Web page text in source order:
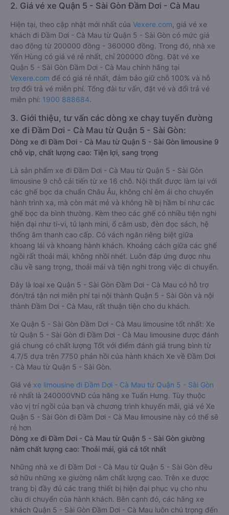
2. Giá vé xe Quận 5 - Sài Gòn Đầm Dơi - Cà Mau
Hiện tại, theo cập nhật mới nhất của Vexere.com , giá vé xe
khách đi Đầm Dơi - Cà Mau từ Quận 5 - Sài Gòn có mức giá
dao động từ 200000 đồng - 360000 đồng. Trong đó, nhà xe
Yến Hùng có giá vé rẻ nhất, chỉ 200000 đồng. Đặt vé xe
Quận 5 - Sài Gòn Đầm Dơi - Cà Mau chính hãng tại
Vexere.com để có giá rẻ nhất, đảm bảo giữ chỗ 100% và hỗ
trợ đổi trả vé miễn phí. Tổng đài tư vấn, đặt vé và đổi trả vé
miễn phí: 1900 888684.
3. Giới thiệu, tư vấn các dòng xe chạy tuyến đường
xe đi Đầm Dơi - Cà Mau từ Quận 5 - Sài Gòn:
Dòng xe đi Đầm Dơi - Cà Mau từ Quận 5 - Sài Gòn limousine 9
chỗ vip, chất lượng cao: Tiện lợi, sang trọng
Là sản phẩm xe đi Đầm Dơi - Cà Mau từ Quận 5 - Sài Gòn
limousine 9 chỗ cải tiến từ xe 16 chỗ. Nội thất được làm lại với
các ghế bọc da chuẩn Châu Âu, không chỉ êm ái cho chuyến
hành trình xa, mà còn mát mẻ và không hề bị hầm bí như các
ghế bọc da bình thường. Kèm theo các ghế có nhiều tiện nghi
hiện đại như ti-vi, tủ lạnh mini, ổ cắm usb, đèn đọc sách, hệ
thống âm thanh cao cấp. Có vách ngăn riêng biệt giữa
khoang lái và khoang hành khách. Khoảng cách giữa các ghế
ngồi rất thoải mái, không nhồi nhét. Luôn đáp ứng được nhu
cầu về sang trọng, thoải mái và tiện nghi trong việc di chuyển.
Đây là loại xe Quận 5 - Sài Gòn Đầm Dơi - Cà Mau có hỗ trợ
đón/trả tận nơi miễn phí tại nội thành Quận 5 - Sài Gòn và nội
thành Đầm Dơi - Cà Mau, rất thuận tiện cho du khách.
Xe Quận 5 - Sài Gòn Đầm Dơi - Cà Mau limousine tốt nhất: Xe
từ Quận 5 - Sài Gòn đi Đầm Dơi - Cà Mau limousine được đánh
giá chung có chất lượng Tốt với điểm đánh giá trung bình từ
4.7/5 dựa trên 7750 phản hồi của hành khách Xe về Đầm Dơi
- Cà Mau từ Quận 5 - Sài Gòn.
Giá vé xe limousine đi Đầm Dơi - Cà Mau từ Quận 5 - Sài Gòn
rẻ nhất là 240000VND của hãng xe Tuấn Hưng. Tùy thuộc
vào vị trí ngồi của bạn và chương trình khuyến mãi, giá vé Xe
Quận 5 - Sài Gòn đi Đầm Dơi - Cà Mau limousine này có thể sẽ
rẻ hơn
Dòng xe đi Đầm Dơi - Cà Mau từ Quận 5 - Sài Gòn giường
nằm chất lượng cao: Thoải mái, giá cả tốt nhất
Những nhà xe đi Đầm Dơi - Cà Mau từ Quận 5 - Sài Gòn đều
sở hữu những xe giường nằm chất lượng cao. Trên xe được
trang bị đầy đủ các trang thiết bị hiện đại phục vụ cho nhu
cầu di chuyển của hành khách. Bên cạnh đó, các hãng xe
khách Quận 5 - Sài Gòn Đầm Dơi - Cà Mau luôn chú trọng đến